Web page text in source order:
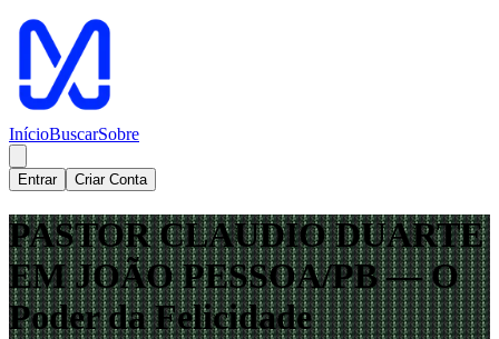
InícioBuscarSobre
Entrar Criar Conta
PASTOR CLAUDIO DUARTE
EM JOÃO PESSOA/PB — O
Poder da Felicidade